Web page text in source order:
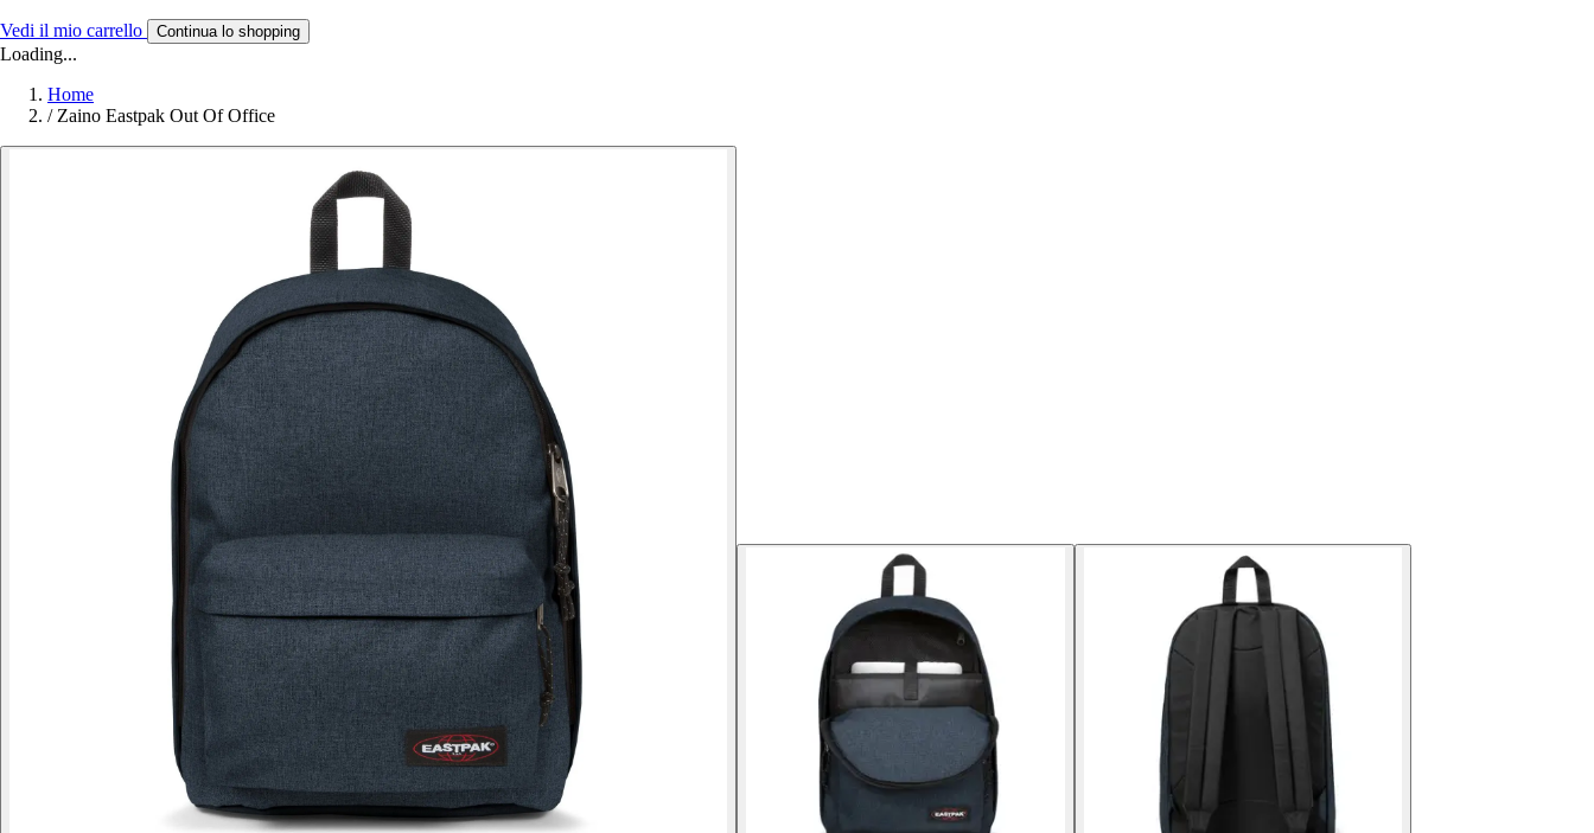
Vedi il mio carrello Continua lo shopping
Loading...
Home
/ Zaino Eastpak Out Of Office